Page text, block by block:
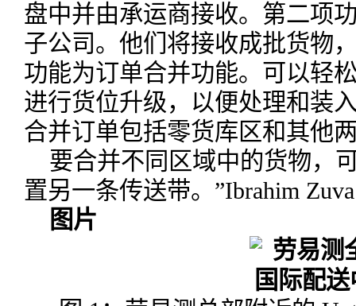
盘中并由承运商接收。第二项
子公司。他们将接收成批货物
功能为订单合并功能。可以轻
进行货位升级，以便处理和装
合并订单包括零货库区和其他
要合并不同区域中的货物，
置另一条传送带。”Ibrahim
图片